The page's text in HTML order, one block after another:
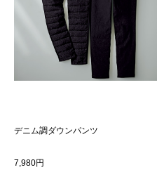
アンダーウェア
その他
デニム調ダウンパンツ
7,980円